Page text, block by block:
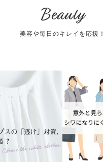
Beauty
美容や毎日のキレイを応援！